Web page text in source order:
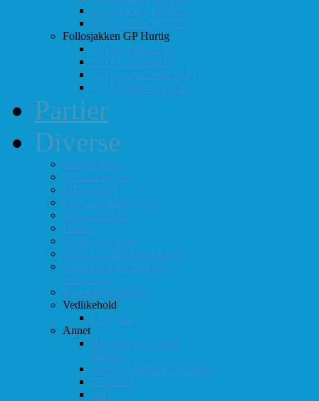
Follosjakken BGP 14
Follosjakken BGP 15
Follosjakken GP Hurtig
#1 (24. mars 2018)
#2 (19. mai 2018)
#3 (8. september 2018)
#4 (13. oktober 2018)
Partier
Diverse
Støtteordning
Sjakkrating.no
FIDE-rating
Follo-kombinasjoner
Grasrotandelen
Linker
DVD-er til utlån
Virtuell sjakklubb (lichess)
Førsteplasser i eksterne
turneringer
Hedersbevisninger
Vedlikehold
Logg inn
Annet
Ikke helt som andre
muséer...
Intervju klubbmester 2013
Skjemaer
test